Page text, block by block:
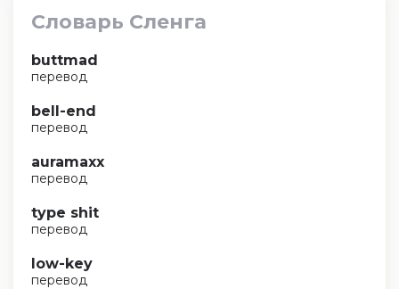
Словарь Сленга
buttmad
перевод
bell-end
перевод
auramaxx
перевод
type shit
перевод
low-key
перевод